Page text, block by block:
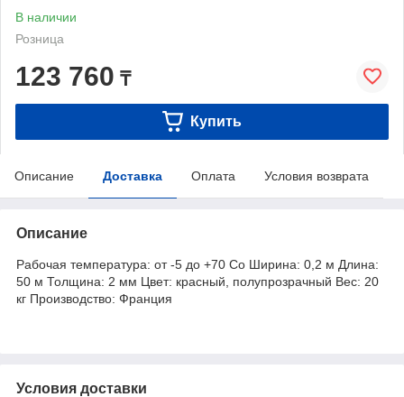
В наличии
Розница
123 760 ₸
Купить
Описание Доставка Оплата Условия возврата
Описание
Рабочая температура: от -5 до +70 Co Ширина: 0,2 м Длина:
50 м Толщина: 2 мм Цвет: красный, полупрозрачный Вес: 20
кг Производство: Франция
Условия доставки